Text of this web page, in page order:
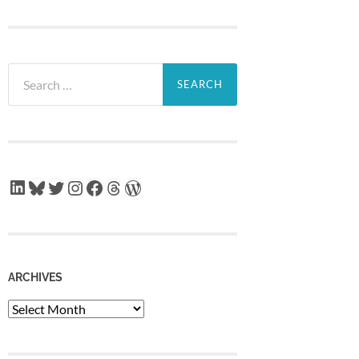
for:
LinkedIn
Bluesky
Twitter
Instagram
Facebook
Threads
WordPress
ARCHIVES
Archives